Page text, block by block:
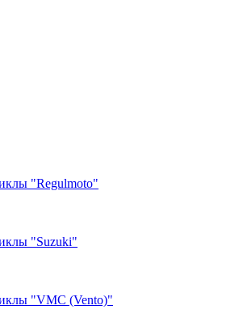
"Regulmoto"
"Suzuki"
"VMC (Vento)"